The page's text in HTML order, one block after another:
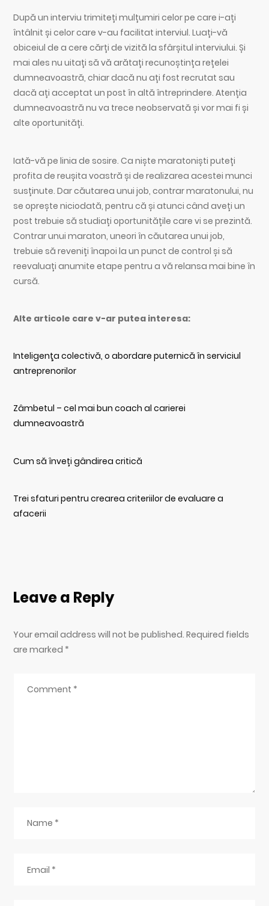
După un interviu trimiteți mulțumiri celor pe care i-ați
întâlnit și celor care v-au facilitat interviul. Luați-vă
obiceiul de a cere cărți de vizită la sfârșitul interviului. Și
mai ales nu uitați să vă arătați recunoștința rețelei
dumneavoastră, chiar dacă nu ați fost recrutat sau
dacă ați acceptat un post în altă întreprindere. Atenția
dumneavoastră nu va trece neobservată și vor mai fi și
alte oportunități.
Iată-vă pe linia de sosire. Ca niște maratoniști puteți
profita de reușita voastră și de realizarea acestei munci
susținute. Dar căutarea unui job, contrar maratonului, nu
se oprește niciodată, pentru că și atunci când aveți un
post trebuie să studiați oportunitățile care vi se prezintă.
Contrar unui maraton, uneori în căutarea unui job,
trebuie să reveniți înapoi la un punct de control și să
reevaluați anumite etape pentru a vă relansa mai bine în
cursă.
Alte articole care v-ar putea interesa:
Inteligenţa colectivă, o abordare puternică în serviciul
antreprenorilor
Zâmbetul – cel mai bun coach al carierei
dumneavoastră
Cum să înveți gândirea critică
Trei sfaturi pentru crearea criteriilor de evaluare a
afacerii
Leave a Reply
Your email address will not be published. Required fields
are marked *